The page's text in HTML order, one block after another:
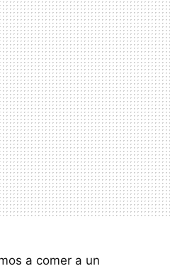
a comer a un